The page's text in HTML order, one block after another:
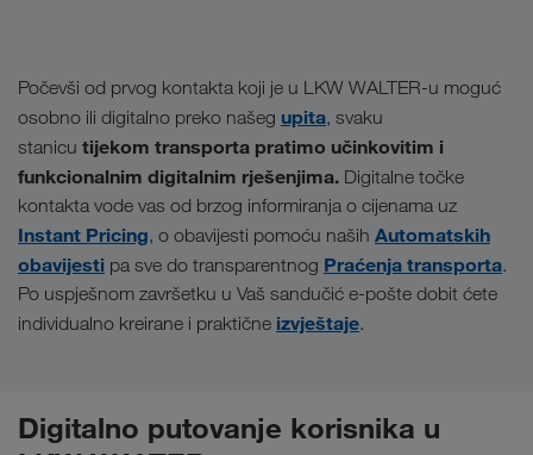
Počevši od prvog kontakta koji je u LKW WALTER-u moguć
osobno ili digitalno preko našeg upita, svaku
stanicu tijekom transporta pratimo učinkovitim i
funkcionalnim digitalnim rješenjima. Digitalne točke
kontakta vode vas od brzog informiranja o cijenama uz
Instant Pricing, o obavijesti pomoću naših Automatskih
obavijesti pa sve do transparentnog Praćenja transporta.
Po uspješnom završetku u Vaš sandučić e-pošte dobit ćete
individualno kreirane i praktične izvještaje.
Digitalno putovanje korisnika u